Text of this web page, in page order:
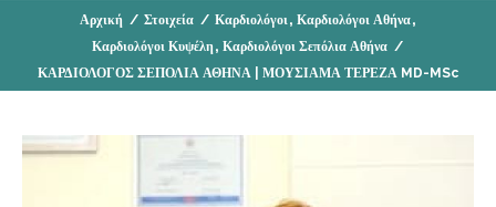
Αρχική / Στοιχεία / Καρδιολόγοι , Καρδιολόγοι Αθήνα,
Καρδιολόγοι Κυψέλη , Καρδιολόγοι Σεπόλια Αθήνα /
ΚΑΡΔΙΟΛΟΓΟΣ ΣΕΠΟΛΙΑ ΑΘΗΝΑ | ΜΟΥΣΙΑΜΑ ΤΕΡΕΖΑ MD-MSc